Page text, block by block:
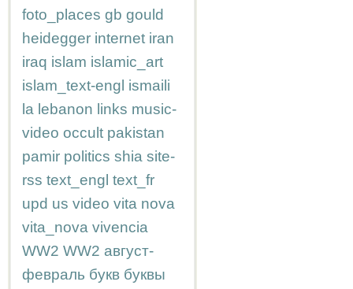
foto_places gb gould
heidegger internet iran
iraq islam islamic_art
islam_text-engl ismaili
la lebanon links music-
video occult pakistan
pamir politics shia site-
rss text_engl text_fr
upd us video vita nova
vita_nova vivencia
WW2 WW2 август-
февраль букв буквы